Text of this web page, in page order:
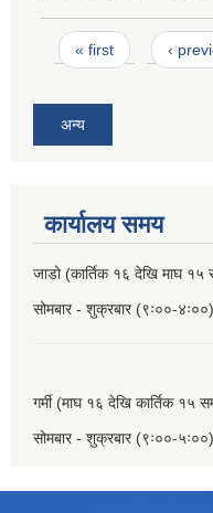
Pages
« first ‹
अन्य
कार्यालय समय
जाडो (कार्तिक १६ देखि माघ १५
सोमबार - शुक्रबार (९ः००-
गर्मी (माघ १६ देखि कार्तिक १५
सोमबार - शुक्रबार (९ः००-